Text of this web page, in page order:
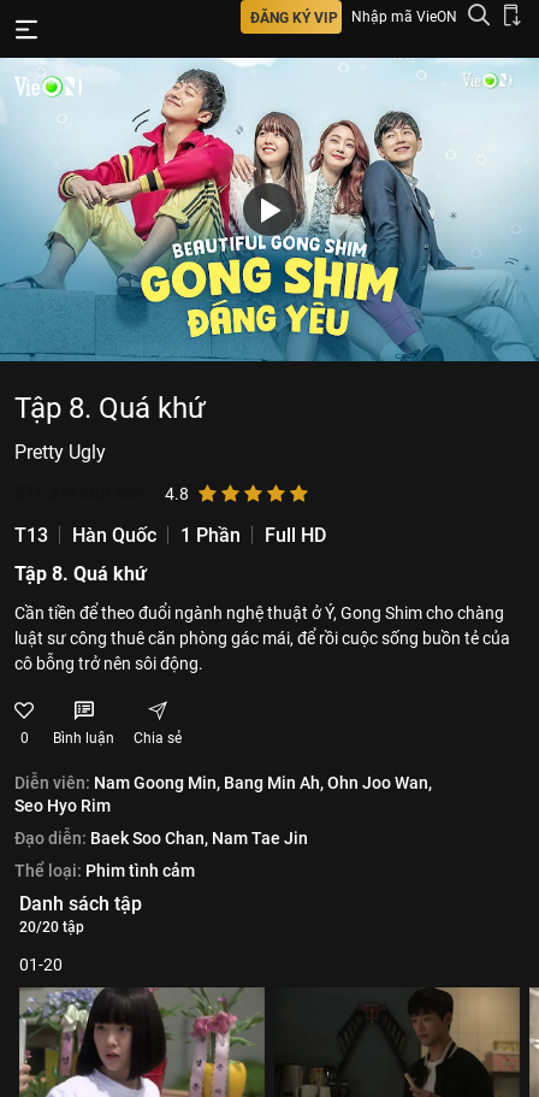
ĐĂNG KÝ VIP Nhập mã VieON
Tập 8. Quá khứ
Pretty Ugly
4.8
T13 Hàn Quốc 1 Phần
Full HD
Tập 8. Quá khứ
Cần tiền để theo đuổi ngành nghệ thuật ở Ý, Gong Shim cho chàng
luật sư công thuê căn phòng gác mái, để rồi cuộc sống buồn tẻ của
cô bỗng trở nên sôi động.
0 Bình luận Chia sẻ
Diễn viên: Nam Goong Min, Bang Min Ah,Ohn Joo Wan,
Seo Hyo Rim
Đạo diễn: Baek Soo Chan, Nam Tae Jin
Thể loại: Phim tình cảm
Danh sách tập
20/20 tập
01-20